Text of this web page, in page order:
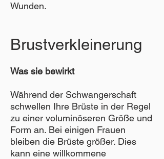
Wunden.
Brustverkleinerung
Was sie bewirkt
Während der Schwangerschaft
schwellen Ihre Brüste in der Regel
zu einer voluminöseren Größe und
Form an. Bei einigen Frauen
bleiben die Brüste größer. Dies
kann eine willkommene